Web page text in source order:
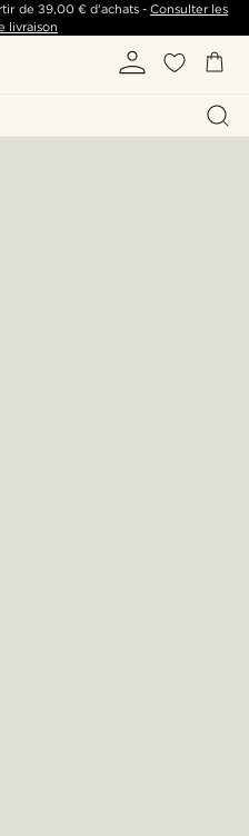
de 39,00 €d'achats -Consulter les
livraison